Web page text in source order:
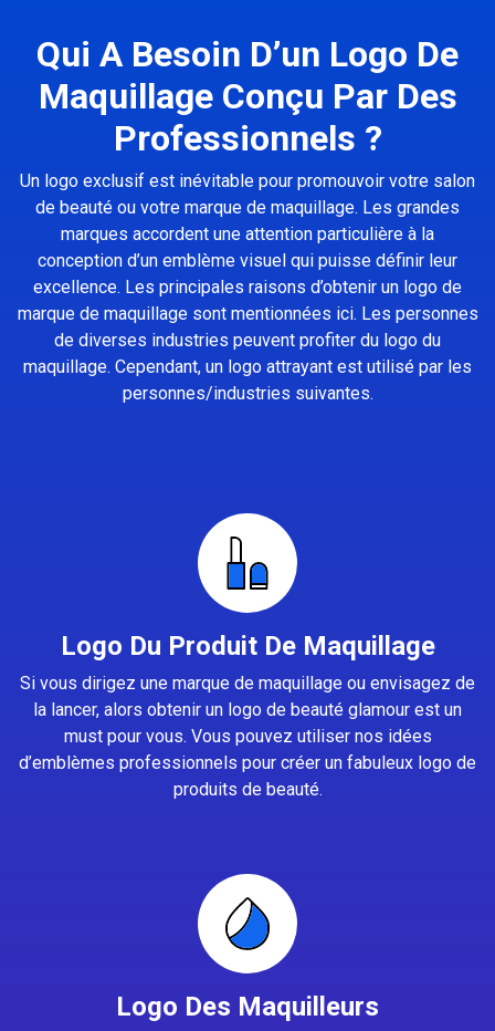
Qui A Besoin D’un Logo De
Maquillage Conçu Par Des
Professionnels ?
Un logo exclusif est inévitable pour promouvoir votre salon
de beauté ou votre marque de maquillage. Les grandes
marques accordent une attention particulière à la
conception d’un emblème visuel qui puisse définir leur
excellence. Les principales raisons d’obtenir un logo de
marque de maquillage sont mentionnées ici. Les personnes
de diverses industries peuvent profiter du logo du
maquillage. Cependant, un logo attrayant est utilisé par les
personnes/industries suivantes.
Logo Du Produit De Maquillage
Si vous dirigez une marque de maquillage ou envisagez de
la lancer, alors obtenir un logo de beauté glamour est un
must pour vous. Vous pouvez utiliser nos idées
d’emblèmes professionnels pour créer un fabuleux logo de
produits de beauté.
Logo Des Maquilleurs